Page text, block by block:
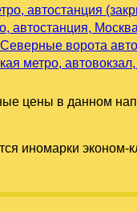
автостанция
автостанция, Москва
ворота
метро,
цены в данном
иномарки